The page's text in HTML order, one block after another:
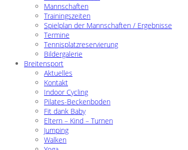
Mannschaften
Trainingszeiten
Spielplan der Mannschaften / Ergebnisse
Termine
Tennisplatzreservierung
Bildergalerie
Breitensport
Aktuelles
Kontakt
Indoor Cycling
Pilates-Beckenboden
Fit dank Baby
Eltern – Kind – Turnen
Jumping
Walken